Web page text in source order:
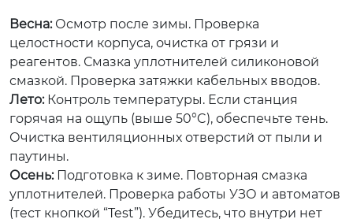
Весна:Осмотр после зимы. Проверка
целостности корпуса, очистка от грязи и
реагентов. Смазка уплотнителей силиконовой
смазкой. Проверка затяжки кабельных вводов.
Лето:Контроль температуры. Если станция
горячая на ощупь (выше 50°C), обеспечьте тень.
Очистка вентиляционных отверстий от пыли и
паутины.
Осень:Подготовка к зиме. Повторная смазка
уплотнителей. Проверка работы УЗО и автоматов
(тест кнопкой “Test”). Убедитесь, что внутри нет